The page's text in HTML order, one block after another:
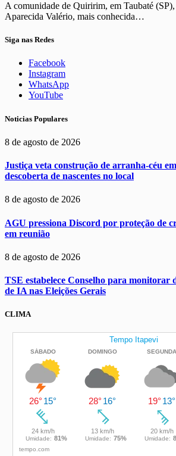
A comunidade de Quiririm, em Taubaté (SP),
Aparecida Valério, mais conhecida…
Siga nas Redes
Facebook
Instagram
WhatsApp
YouTube
Noticias Populares
8 de agosto de 2026
Justiça veta construção de arranha-céu
descoberta de nascentes no local
8 de agosto de 2026
AGU pressiona Discord por proteção de
em reunião
8 de agosto de 2026
TSE estabelece Conselho para monitorar
de IA nas Eleições Gerais
CLIMA